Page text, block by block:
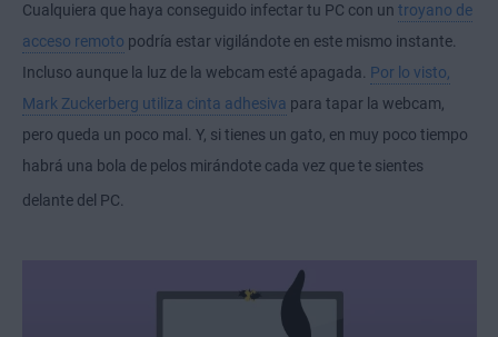
Cualquiera que haya conseguido infectar tu PC con un troyano de
acceso remoto podría estar vigilándote en este mismo instante.
Incluso aunque la luz de la webcam esté apagada. Por lo visto,
Mark Zuckerberg utiliza cinta adhesiva para tapar la webcam,
pero queda un poco mal. Y, si tienes un gato, en muy poco tiempo
habrá una bola de pelos mirándote cada vez que te sientes
delante del PC.